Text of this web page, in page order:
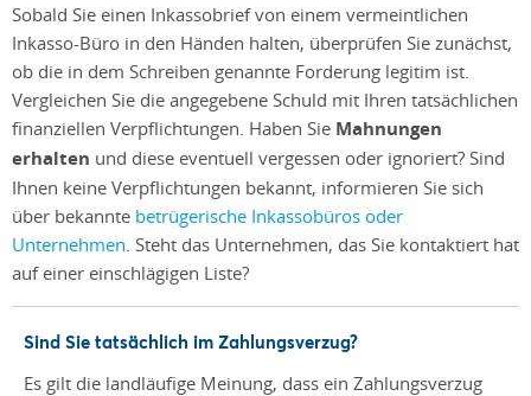
Sobald Sie einen Inkassobrief von einem vermeintlichen
Inkasso-Büro in den Händen halten, überprüfen Sie zunächst,
ob die in dem Schreiben genannte Forderung legitim ist.
Vergleichen Sie die angegebene Schuld mit Ihren tatsächlichen
finanziellen Verpflichtungen. Haben Sie Mahnungen
erhalten und diese eventuell vergessen oder ignoriert? Sind
Ihnen keine Verpflichtungen bekannt, informieren Sie sich
über bekannte betrügerische Inkassobüros oder
Unternehmen . Steht das Unternehmen, das Sie kontaktiert hat
auf einer einschlägigen Liste?
Sind Sie tatsächlich im Zahlungsverzug?
Es gilt die landläufige Meinung, dass ein Zahlungsverzug